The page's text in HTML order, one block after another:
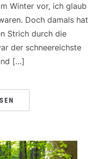
Winter vor, ich glaub
Doch damals hat
Strich durch die
der schneereichste
[…]